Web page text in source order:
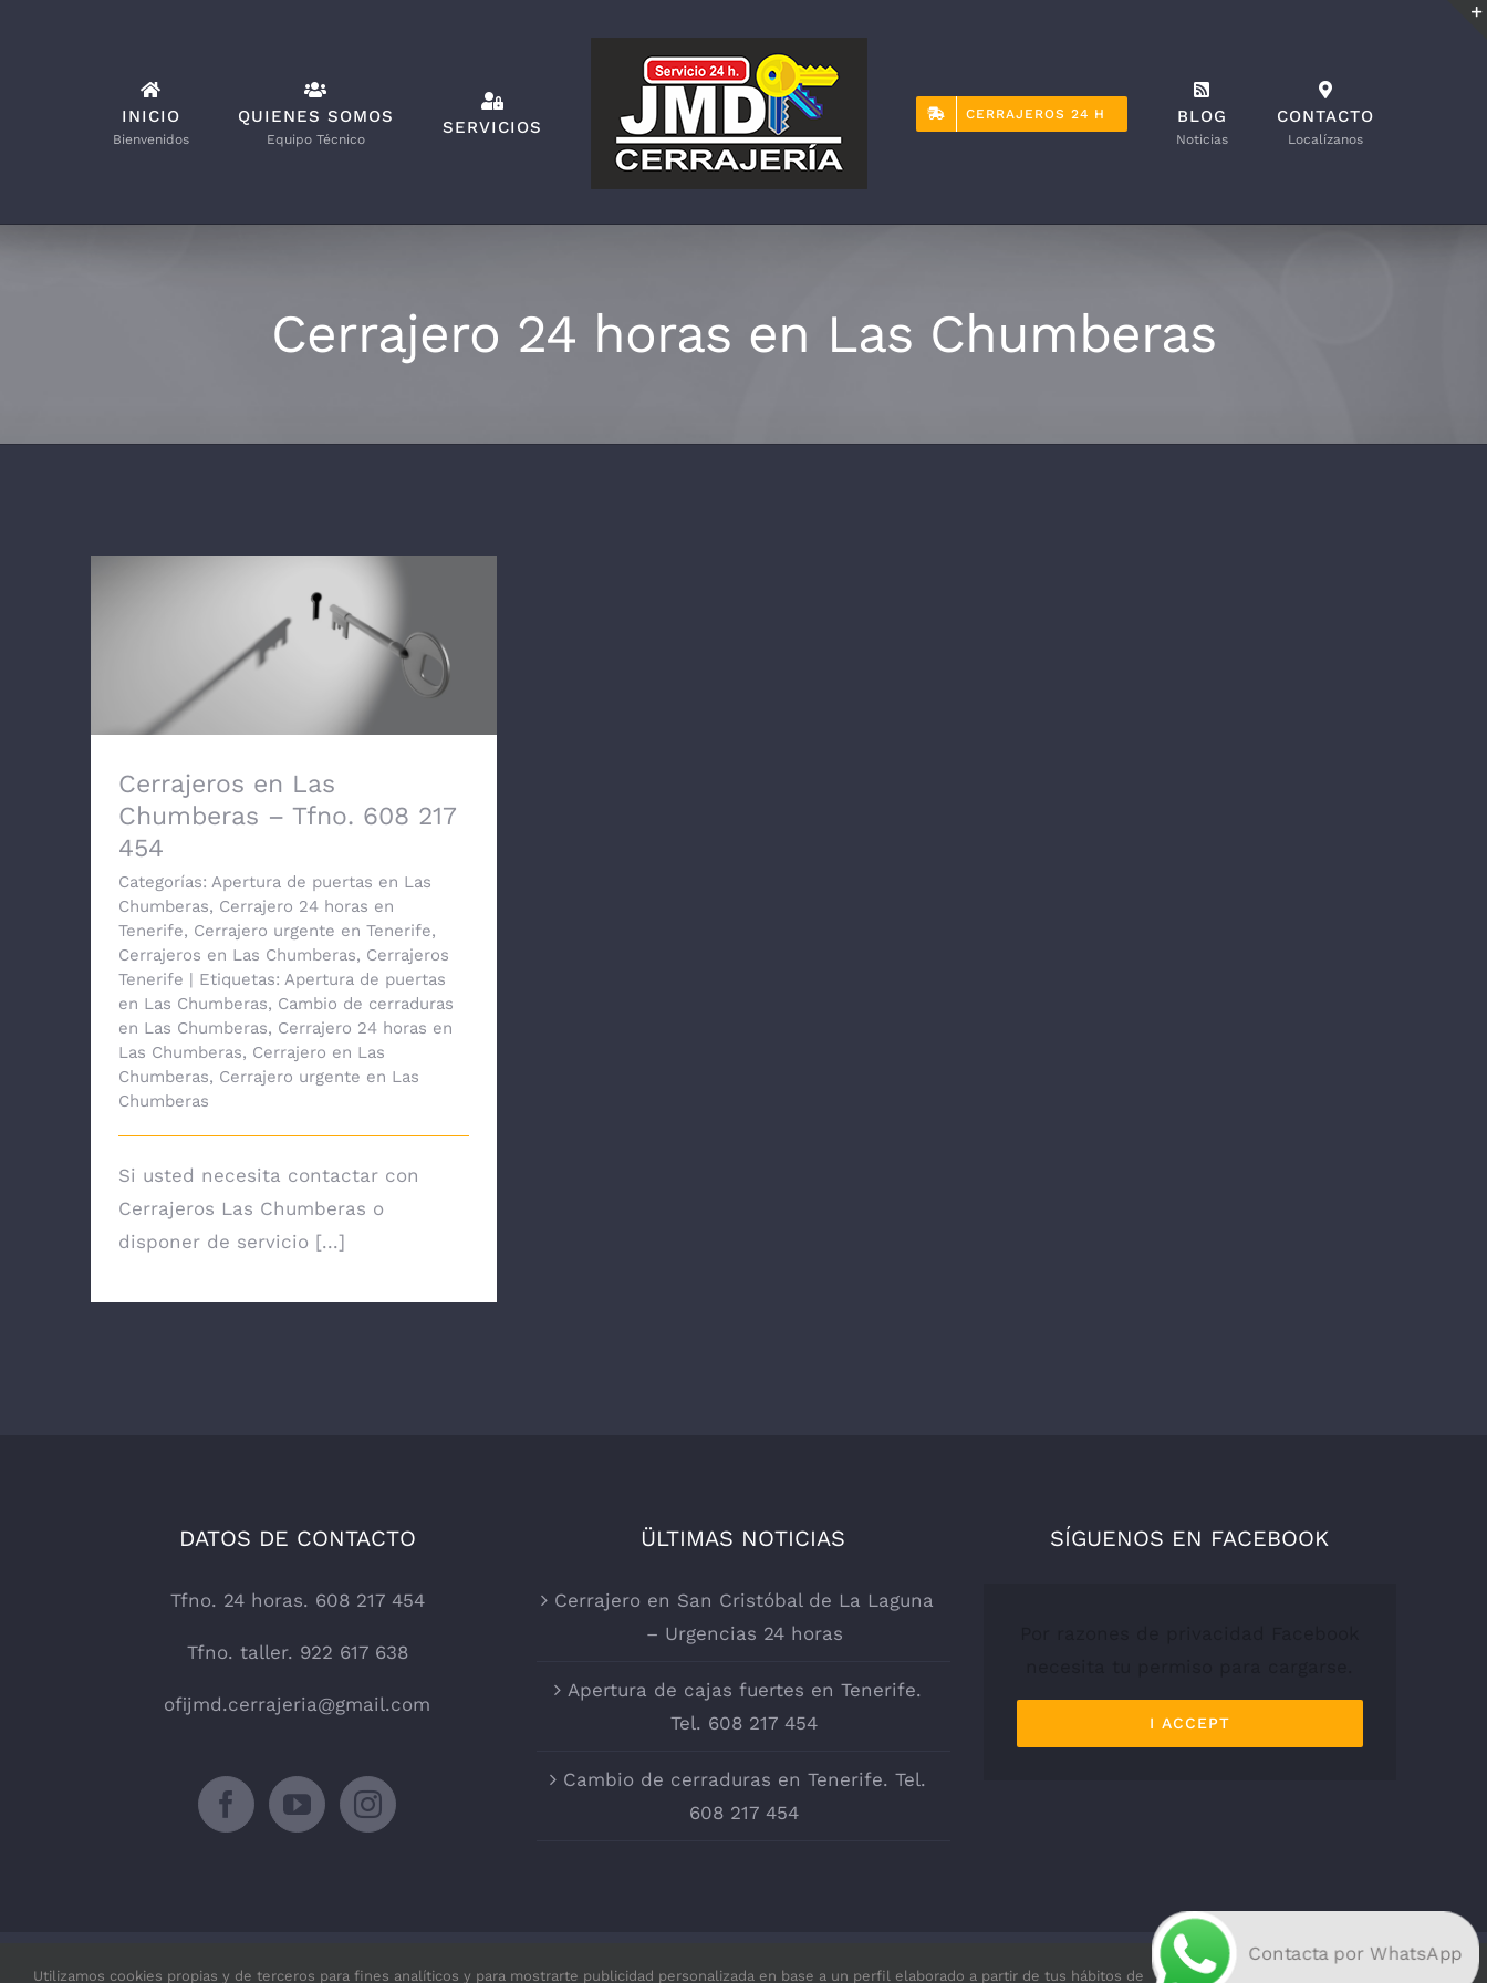
INICIO
Bienvenidos
QUIENES SOMOS
Equipo Técnico
SERVICIOS
CERRAJEROS 24 H BLOG
Noticias
CONTACTO
Localízanos
Cerrajero 24 horas en Las Chumberas
Cerrajeros en Las Chumberas – Tfno.
Cerrajeros en Las
Chumberas – Tfno. 608 217
454
Categorías: Apertura de puertas en Las
Chumberas, Cerrajero 24 horas en
Tenerife, Cerrajero urgente en Tenerife,
Cerrajeros en Las Chumberas, Cerrajeros
Tenerife | Etiquetas: Apertura de puertas
en Las Chumberas, Cambio de cerraduras
en Las Chumberas, Cerrajero 24 horas en
Las Chumberas, Cerrajero en Las
Chumberas, Cerrajero urgente en Las
Chumberas
Si usted necesita contactar con
Cerrajeros Las Chumberas o
disponer de servicio [...]
DATOS DE CONTACTO
Tfno. 24 horas. 608 217 454
Tfno. taller. 922 617 638
ofijmd.cerrajeria@gmail.com
ÜLTIMAS NOTICIAS
Cerrajero en San Cristóbal de La Laguna
– Urgencias 24 horas
Apertura de cajas fuertes en Tenerife.
Tel. 608 217 454
Cambio de cerraduras en Tenerife. Tel.
608 217 454
SÍGUENOS EN FACEBOOK
I ACCEPT
Contacta por WhatsApp
Utilizamos cookies propias y de terceros para fines analíticos y para mostrarte publicidad personalizada en base a un perfil elaborado a partir de tus hábitos de